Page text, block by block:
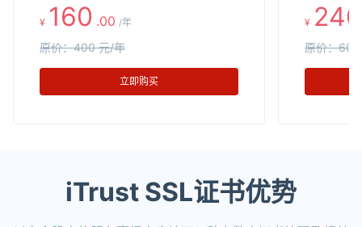
¥ 160 .00 /年
原价：400 元/年
立即购买
¥ 240
原价：
iTrust SSL证书优势